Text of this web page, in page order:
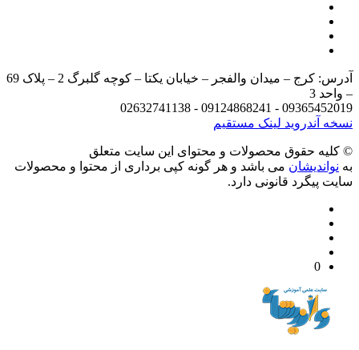
آدرس: کرج – میدان والفجر – خیابان یکتا – کوچه گلبرگ 2 – پلاک 69
3
09365452019 - 09124868241 -
آندرویدلینک مستقیم
حقوق محصولات و محتوای اين سایت متعلق
می باشد و هر گونه کپی برداری از محتوا و محصولات
پیگرد قانونی دارد.